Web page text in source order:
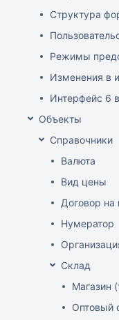
Структура
Режимы
Изменения в
Интерфейс 6
Объекты
Справочники
Валюта
Вид цены
Договор на
Нумератор
Склад
Магазин
Оптовый